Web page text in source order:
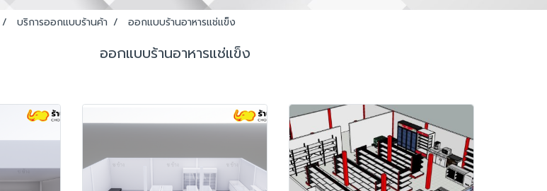
บริการออกแบบร้านค้า ออกแบบร้านอาหารแช่แข็ง
ออกแบบร้านอาหารแช่แข็ง